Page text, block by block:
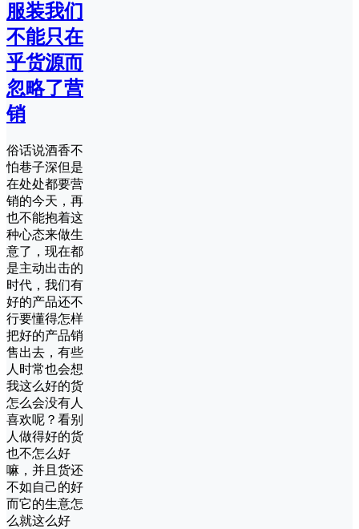
服装我们
不能只在
乎货源而
忽略了营
销
俗话说酒香不
怕巷子深但是
在处处都要营
销的今天，再
也不能抱着这
种心态来做生
意了，现在都
是主动出击的
时代，我们有
好的产品还不
行要懂得怎样
把好的产品销
售出去，有些
人时常也会想
我这么好的货
怎么会没有人
喜欢呢？看别
人做得好的货
也不怎么好
嘛，并且货还
不如自己的好
而它的生意怎
么就这么好